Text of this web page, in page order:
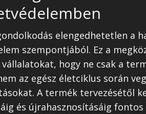
elengedhetetlen a
szempontjából. Ez a
hogy ne csak a
az egész életciklus során
A termék tervezésétől
és újrahasznosításáig